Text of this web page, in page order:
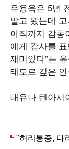
유용욱은 5년
알고 왔는데
아직까지 감동
에게 감사를
재미있다”는
태도로 깊은
태유나 텐아시